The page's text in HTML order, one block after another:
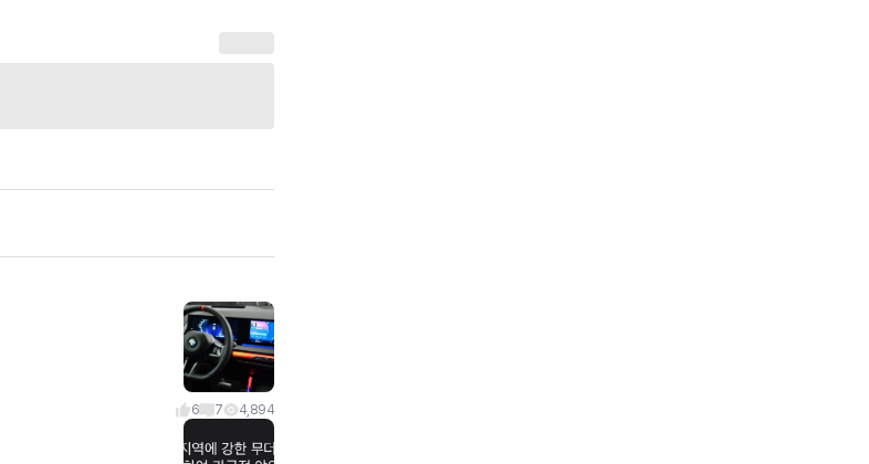
6 7 4,894